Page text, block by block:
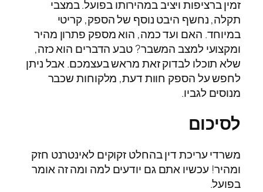
זמין ברציפות ויציב במהירותו בפועל. במצבי
תקלה, נחשף היבט נוסף של הספק, קריטי
במיוחד. האם ועד כמה, הוא מספק פתרון מהיר
ומקצועי למצב המשבר? טבע הדברים הוא כזה,
שלא תוכלו לבדוק זאת מראש בעצמכם. אבל ניתן
לחפש על הספק חוות דעת, מלקוחות שכבר
מנוסים לגביו.
לסיכום
משרדי עריכת דין בהחלט זקוקים לאינטרנט חזק
ומהיר! עכשיו אתם גם יודעים למה ומה זה אומר
בפועל.